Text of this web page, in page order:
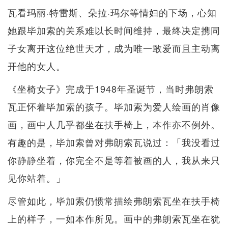
瓦看玛丽·特雷斯、朵拉·玛尔等情妇的下场，心知
她跟毕加索的关系难以长时间维持，最终决定携同
子女离开这位绝世天才，成为唯一敢爱而且主动离
开他的女人。
《坐椅女子》完成于1948年圣诞节，当时弗朗索
瓦正怀着毕加索的孩子。毕加索为爱人绘画的肖像
画，画中人几乎都坐在扶手椅上，本作亦不例外。
有趣的是，毕加索曾对弗朗索瓦说过：「我没看过
你静静坐着，你完全不是等着被画的人，我从来只
见你站着。」
尽管如此，毕加索仍惯常描绘弗朗索瓦坐在扶手椅
上的样子，一如本作所见。画中的弗朗索瓦坐在犹